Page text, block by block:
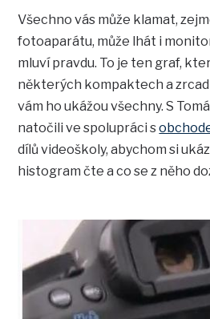
Všechno vás může klamat,
fotoaparátu, může lhát i
mluví pravdu. To je ten graf,
některých kompaktech a
vám ho ukážou všechny. S
natočili ve spolupráci s
dílů videoškoly, abychom si
histogram čte a co se z něho